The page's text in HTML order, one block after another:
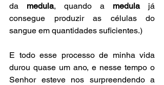
da medula, quando a medula já
consegue produzir as células do
sangue em quantidades suficientes.)
E todo esse processo de minha vida
durou quase um ano, e nesse tempo o
Senhor esteve nos surpreendendo a